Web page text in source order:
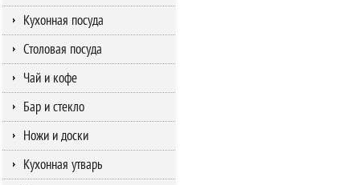
Кухонная посуда
Столовая посуда
Чай и кофе
Бар и стекло
Ножи и доски
Кухонная утварь